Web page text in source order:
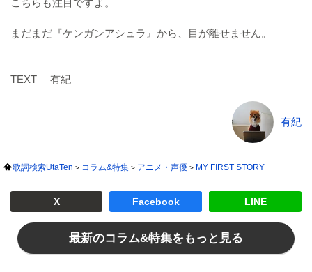
まだまだ『ケンガンアシュラ』から、目が離せません。
TEXT 有紀
有紀
歌詞検索UtaTen コラム&特集 アニメ・声優 MY FIRST STORY
X Facebook LINE
最新のコラム&特集をもっと見る